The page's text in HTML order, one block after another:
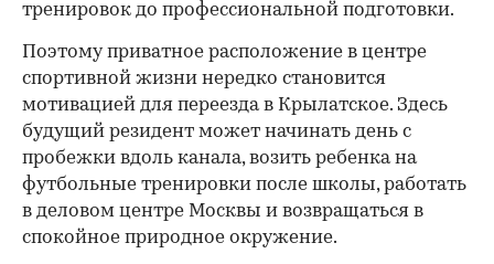
тренировок до профессиональной подготовки.
Поэтому приватное расположение в центре
спортивной жизни нередко становится
мотивацией для переезда в Крылатское. Здесь
будущий резидент может начинать день с
пробежки вдоль канала, возить ребенка на
футбольные тренировки после школы, работать
в деловом центре Москвы и возвращаться в
спокойное природное окружение.